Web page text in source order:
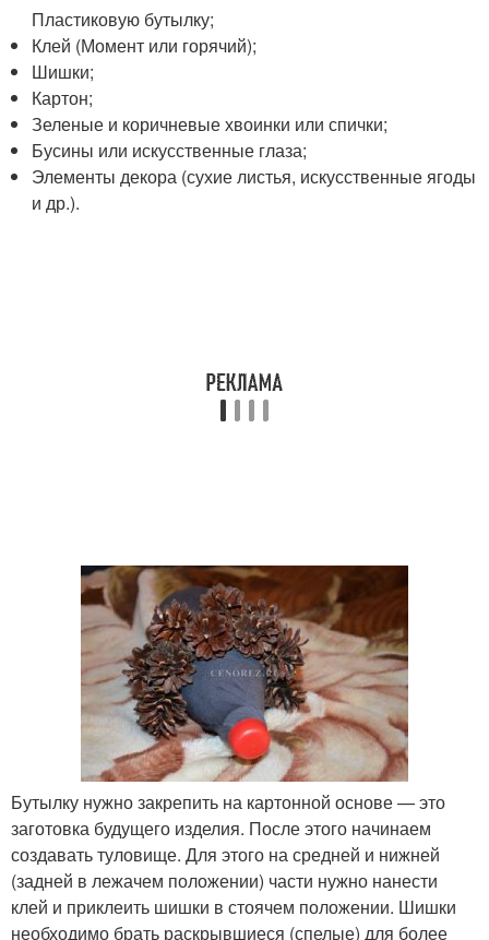
Пластиковую бутылку;
Клей (Момент или горячий);
Шишки;
Картон;
Зеленые и коричневые хвоинки или спички;
Бусины или искусственные глаза;
Элементы декора (сухие листья, искусственные ягоды
и др.).
Бутылку нужно закрепить на картонной основе — это
заготовка будущего изделия. После этого начинаем
создавать туловище. Для этого на средней и нижней
(задней в лежачем положении) части нужно нанести
клей и приклеить шишки в стоячем положении. Шишки
необходимо брать раскрывшиеся (спелые) для более